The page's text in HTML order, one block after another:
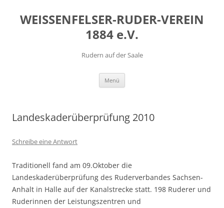
springen
WEISSENFELSER-RUDER-VEREIN
1884 e.V.
Rudern auf der Saale
Menü
Landeskaderüberprüfung 2010
Schreibe eine Antwort
Traditionell fand am 09.Oktober die
Landeskaderüberprüfung des Ruderverbandes Sachsen-
Anhalt in Halle auf der Kanalstrecke statt. 198 Ruderer und
Ruderinnen der Leistungszentren und